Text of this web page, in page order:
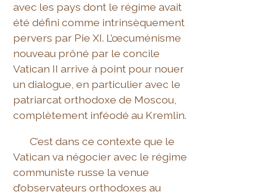
avec les pays dont le régime avait
été défini comme intrinsèquement
pervers par Pie XI. L’œcuménisme
nouveau prôné par le concile
Vatican II arrive à point pour nouer
un dialogue, en particulier avec le
patriarcat orthodoxe de Moscou,
complètement inféodé au Kremlin.
C’est dans ce contexte que le
Vatican va négocier avec le régime
communiste russe la venue
d’observateurs orthodoxes au